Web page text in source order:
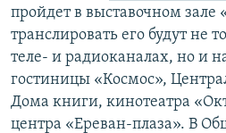
пройдет в выставочном
транслировать его будут не
теле- и радиоканалах, но и
гостиницы «Космос»,
Дома книги, кинотеатра
центра «Ереван-плаза». В